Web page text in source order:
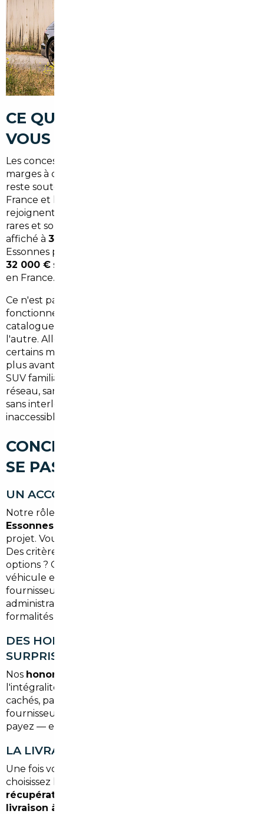
CE QUE LE MARCHÉ LOCAL NE
VOUS DIRA JAMAIS
Les concessions de l'Essonne ont leurs propres
marges à défendre. Sur un marché où la demande
reste soutenue — portée par la proximité de l'Île-de-
France et les besoins de mobilité des actifs qui
rejoignent Paris quotidiennement — les remises sont
rares et souvent cosmétiques. Un véhicule neuf
affiché à 38 000 €
Essonnes peut être acquis en Europe pour
32 000 € selon le modèle, tout compris, immatriculé
en France.
Ce n'est pas une promesse marketing : c'est le
fonctionnement du marché européen, où les prix
catalogue varient significativement d'un pays à
l'autre. Allemagne, Belgique, Portugal, Danemark…
certains marchés offrent des conditions tarifaires bien
plus avantageuses sur les segments premium, les
SUV familiaux ou les véhicules électriques. Sans
réseau, sans connaissance des marchés étrangers et
sans interlocuteur local, ces opportunités restent
inaccessibles.
CONCRÈTEMENT, COMMENT ÇA
SE PASSE ?
UN ACCOMPAGNEMENT DE A À Z
Notre rôle de
Essonnes
projet. Vous avez un modèle en tête ? Un budget ?
Des critères précis — finition, motorisation, couleur,
options ? On prend en charge la recherche du
véhicule en Europe, la négociation avec les
fournisseurs, la vérification technique et
administrative du véhicule, puis l'ensemble des
formalités d'immatriculation en France.
DES HONORAIRES TRANSPARENTS, SANS
SURPRISE
Nos honoraires démarrent à 1 500 €
l'intégralité du processus d'import. Pas de frais
cachés, pas de commissions dissimulées côté
fournisseur. Vous savez dès le départ ce que vous
payez — et surtout ce que vous économisez.
LA LIVRAISON SELON VOS PRÉFÉRENCES
Une fois votre véhicule importé et immatriculé, vous
choisissez le mode de livraison qui vous convient :
récupération directement en agence
livraison à domicile à Corbeil-Essonnes